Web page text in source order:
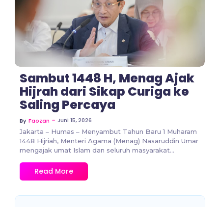
No Comments
Sambut 1448 H, Menag Ajak
Hijrah dari Sikap Curiga ke
Saling Percaya
By Faozan ~ Juni 15, 2026
Jakarta – Humas – Menyambut Tahun Baru 1 Muharam
1448 Hijriah, Menteri Agama (Menag) Nasaruddin Umar
mengajak umat Islam dan seluruh masyarakat...
Read More